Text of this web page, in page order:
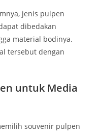
jenis pulpen
dibedakan
material bodinya.
tersebut dengan
untuk Media
souvenir pulpen